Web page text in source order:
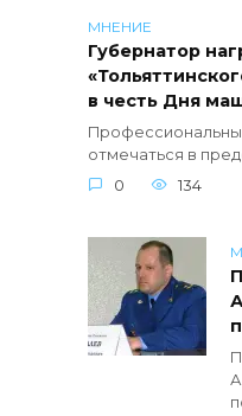
МНЕНИЕ
Губернатор
в честь Дня
отмечаться в
0
134